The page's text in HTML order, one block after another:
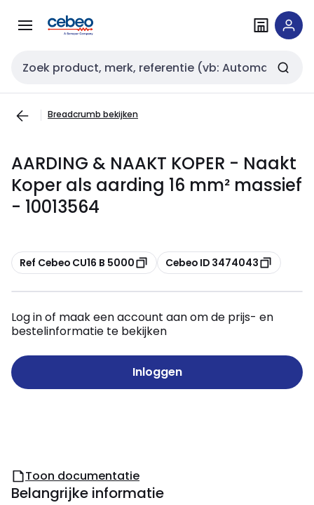
naar
naar
Zoekveld invoer
Breadcrumb bekijken
AARDING & NAAKT KOPER - Naakt
Koper als aarding 16 mm² massief
- 10013564
Kopiëren
Ref Cebeo CU16 B 5000 Kopiëren
Cebeo ID 3474043
Log in of maak een account aan om de prijs- en
bestelinformatie te bekijken
Inloggen
Toon documentatie
Belangrijke informatie